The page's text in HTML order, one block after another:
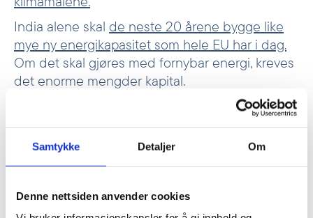
Samtykke Detaljer Om
Denne nettsiden anvender cookies
India alene skal de neste 20 årene bygge like
mye ny energikapasitet som hele EU har i dag.
Om det skal gjøres med fornybar energi, kreves
det enorme mengder kapital.
er satt opp nettopp for
for offentlig kapital til lønnsomme investeringer.
Det er en vakker tanke fra økonomifaget at